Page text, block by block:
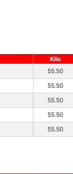
Kilo
55.50
55.50
55.50
55.50
55.50